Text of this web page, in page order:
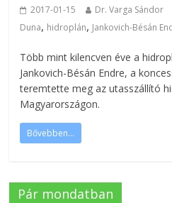
2017-01-15 Dr. Varga Sándor
Duna, hidroplán, Jankovich-Bésán
Több mint kilencven éve a
Jankovich-Bésán Endre, a
teremtette meg az utasszállító
Magyarországon.
Bővebben...
Pár mondatban